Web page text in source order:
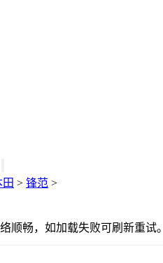
> 锋范 >
顺畅，如加载失败可刷新重试。